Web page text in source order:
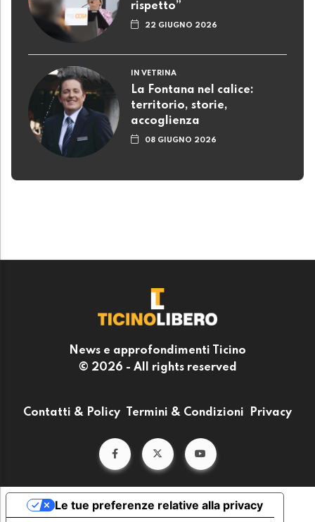
rispetto”
22 GIUGNO 2026
IN VETRINA
La Fontana nel calice:
territorio, storie,
accoglienza
08 GIUGNO 2026
News e approfondimenti Ticino
© 2026 - All rights reserved
Contatti & Policy Termini & Condizioni Privacy
Le tue preferenze relative alla privacy